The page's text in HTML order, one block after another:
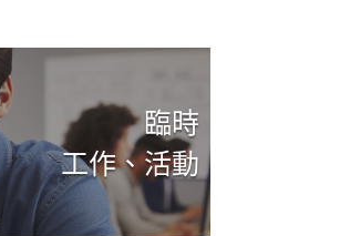
臨時
工作、活動